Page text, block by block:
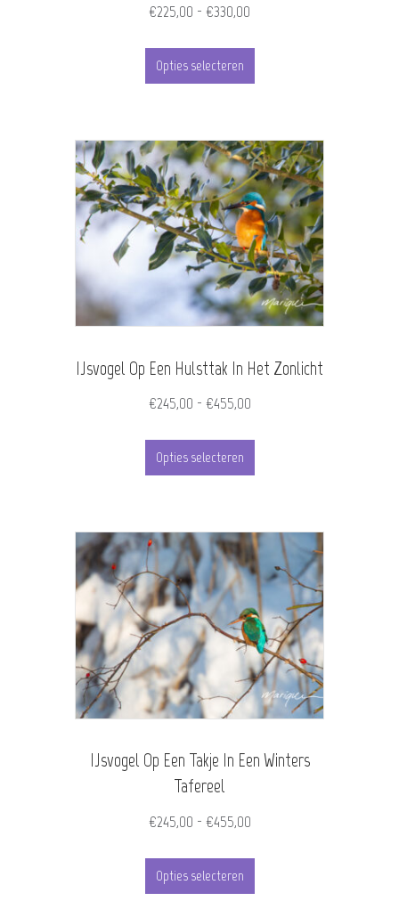
€225,00 - €330,00
Opties selecteren
Dit
product
meerdere
variaties.
Deze
optie
kan
gekozen
op
IJsvogel Op Een Hulsttak In Het Zonlicht
€245,00 - €455,00Prijsklasse:
Opties selecteren
Dit
product
meerdere
variaties.
Deze
optie
kan
gekozen
op
IJsvogel Op Een Takje In Een Winters
Tafereel
€245,00 - €455,00Prijsklasse:
Opties selecteren
Dit
product